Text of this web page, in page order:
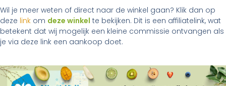
Wil je meer weten of direct naar de winkel gaan? Klik dan op
deze link om deze winkel te bekijken. Dit is een affiliatelink, wat
betekent dat wij mogelijk een kleine commissie ontvangen als
je via deze link een aankoop doet.